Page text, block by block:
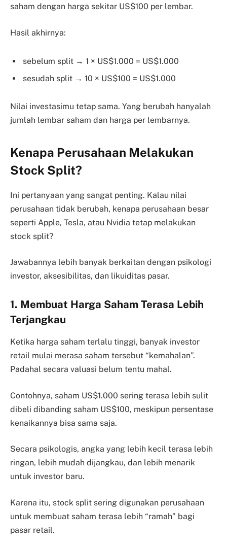
saham dengan harga sekitar US$100 per lembar.
Hasil akhirnya:
sebelum split → 1 × US$1.000 = US$1.000
sesudah split → 10 × US$100 = US$1.000
Nilai investasimu tetap sama. Yang berubah hanyalah
jumlah lembar saham dan harga per lembarnya.
Kenapa Perusahaan Melakukan
Stock Split?
Ini pertanyaan yang sangat penting. Kalau nilai
perusahaan tidak berubah, kenapa perusahaan besar
seperti Apple, Tesla, atau Nvidia tetap melakukan
stock split?
Jawabannya lebih banyak berkaitan dengan psikologi
investor, aksesibilitas, dan likuiditas pasar.
1. Membuat Harga Saham Terasa Lebih
Terjangkau
Ketika harga saham terlalu tinggi, banyak investor
retail mulai merasa saham tersebut “kemahalan”.
Padahal secara valuasi belum tentu mahal.
Contohnya, saham US$1.000 sering terasa lebih sulit
dibeli dibanding saham US$100, meskipun persentase
kenaikannya bisa sama saja.
Secara psikologis, angka yang lebih kecil terasa lebih
ringan, lebih mudah dijangkau, dan lebih menarik
untuk investor baru.
Karena itu, stock split sering digunakan perusahaan
untuk membuat saham terasa lebih “ramah” bagi
pasar retail.